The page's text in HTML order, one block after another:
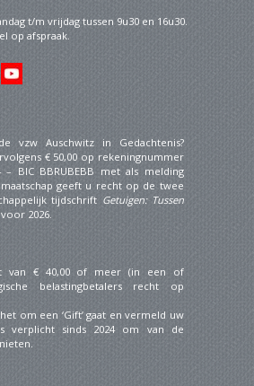
t/m vrijdag tussen 9u30 en 16u30.
op afspraak.
Auschwitz in Gedachtenis?
€ 50,00 op rekeningnummer
– BIC BBRUBEBB met als melding
geeft u recht op de twee
tijdschrift Getuigen: Tussen
2026.
van € 40,00 of meer (in een of
belastingbetalers recht op
om een ‘Gift’ gaat en vermeld uw
verplicht sinds 2024 om van de